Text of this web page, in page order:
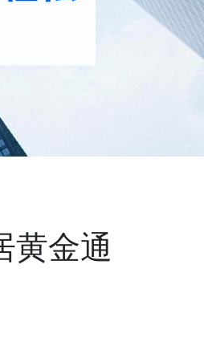
黄金通